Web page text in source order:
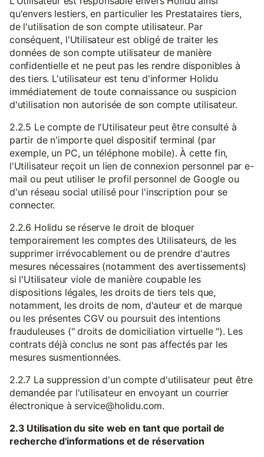
qu'envers lestiers, en particulier les Prestataires tiers,
de l'utilisation de son compte utilisateur. Par
conséquent, l'Utilisateur est obligé de traiter les
données de son compte utilisateur de manière
confidentielle et ne peut pas les rendre disponibles à
des tiers. L'utilisateur est tenu d'informer Holidu
immédiatement de toute connaissance ou suspicion
d'utilisation non autorisée de son compte utilisateur.
2.2.5 Le compte de l'Utilisateur peut être consulté à
partir de n'importe quel dispositif terminal (par
exemple, un PC, un téléphone mobile). À cette fin,
l'Utilisateur reçoit un lien de connexion personnel par e-
mail ou peut utiliser le profil personnel de Google ou
d'un réseau social utilisé pour l'inscription pour se
connecter.
2.2.6 Holidu se réserve le droit de bloquer
temporairement les comptes des Utilisateurs, de les
supprimer irrévocablement ou de prendre d'autres
mesures nécessaires (notamment des avertissements)
si l'Utilisateur viole de manière coupable les
dispositions légales, les droits de tiers tels que,
notamment, les droits de nom, d'auteur et de marque
ou les présentes CGV ou poursuit des intentions
frauduleuses (" droits de domiciliation virtuelle "). Les
contrats déjà conclus ne sont pas affectés par les
mesures susmentionnées.
2.2.7 La suppression d'un compte d'utilisateur peut être
demandée par l'utilisateur en envoyant un courrier
électronique à service@holidu.com.
2.3 Utilisation du site web en tant que portail de
recherche d'informations et de réservation